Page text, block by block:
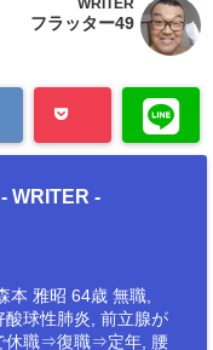
WRITER
フラッター49
WRITER -
本 雅昭 64歳 無職,
球性肺炎, 前立腺が
休職⇒復職⇒定年, 腰